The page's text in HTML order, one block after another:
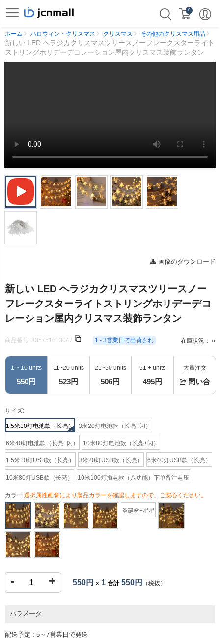
0
ホーム ハロウィン・クリスマス クリスマス その他のクリスマス用品
新しい LED ヘラジカクリスマスツリースノーフレークスターライト
ストリングホリデーデコレーション屋内クリスマス装飾ランタン
画像のダウンロード
新しい LED ヘラジカクリスマスツリースノー
フレークスターライトストリングホリデーデコ
レーション屋内クリスマス装飾ランタン
商品番号: 835751813047 1 - 3営業日で出荷され 在庫状況： ○
1 ~ 10 units
550円
11~20 units
523円
21~50 units
506円
51 + units
495円
大量注文
問い合
サイズ:
1.5米10灯电池款（长亮） 3米20灯电池款（长亮+闪）
6米40灯电池款（长亮+闪） 10米80灯电池款（长亮+闪）
1.5米10灯USB款（长亮） 3米20灯USB款（长亮） 6米40灯USB款（长亮）
10米80灯USB款（长亮） 10米100灯插电款（八功能）下单备注电压
カラー:選択属性画像により製品カラーを確認しますので、ご安心ください。
圣诞树+星星
- + 550円 x 1 合計550円 （税抜）
パラメータ
配送予定 : 5～7営業日で発送